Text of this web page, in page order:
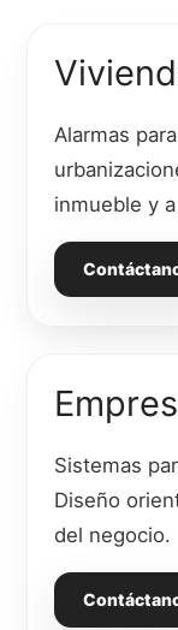
Alarmas
inmueble y
Sistemas
Diseño
del negocio.